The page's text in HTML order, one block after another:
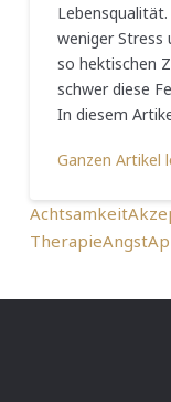
weniger Stress
so hektischen
schwer diese
In diesem
Ganzen Artikel
Achtsamkeit
TherapieAngst